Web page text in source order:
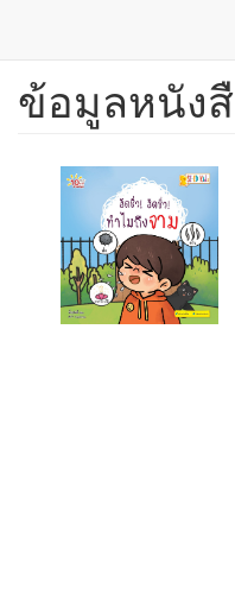
ข้าม
ข้อมูลหนัง